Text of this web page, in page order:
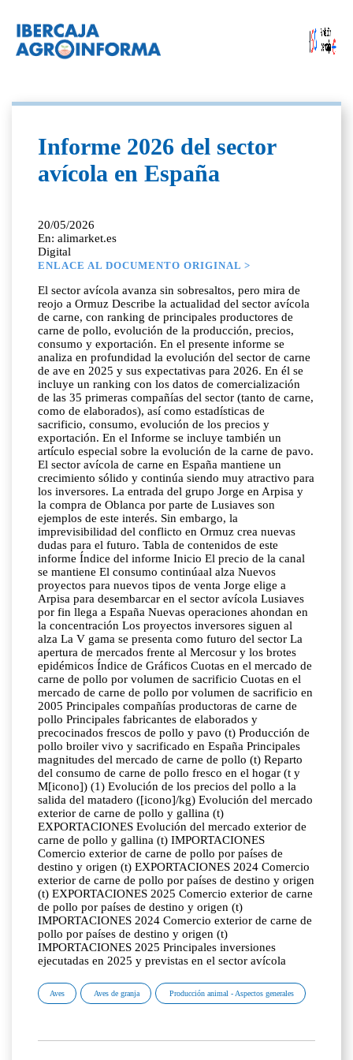
Informe 2026 del sector
avícola en España
20/05/2026
En: alimarket.es
Digital
ENLACE AL DOCUMENTO ORIGINAL >
El sector avícola avanza sin sobresaltos, pero mira de
reojo a Ormuz Describe la actualidad del sector avícola
de carne, con ranking de principales productores de
carne de pollo, evolución de la producción, precios,
consumo y exportación. En el presente informe se
analiza en profundidad la evolución del sector de carne
de ave en 2025 y sus expectativas para 2026. En él se
incluye un ranking con los datos de comercialización
de las 35 primeras compañías del sector (tanto de carne,
como de elaborados), así como estadísticas de
sacrificio, consumo, evolución de los precios y
exportación. En el Informe se incluye también un
artículo especial sobre la evolución de la carne de pavo.
El sector avícola de carne en España mantiene un
crecimiento sólido y continúa siendo muy atractivo para
los inversores. La entrada del grupo Jorge en Arpisa y
la compra de Oblanca por parte de Lusiaves son
ejemplos de este interés. Sin embargo, la
imprevisibilidad del conflicto en Ormuz crea nuevas
dudas para el futuro. Tabla de contenidos de este
informe Índice del informe Inicio El precio de la canal
se mantiene El consumo continúaal alza Nuevos
proyectos para nuevos tipos de venta Jorge elige a
Arpisa para desembarcar en el sector avícola Lusiaves
por fin llega a España Nuevas operaciones ahondan en
la concentración Los proyectos inversores siguen al
alza La V gama se presenta como futuro del sector La
apertura de mercados frente al Mercosur y los brotes
epidémicos Índice de Gráficos Cuotas en el mercado de
carne de pollo por volumen de sacrificio Cuotas en el
mercado de carne de pollo por volumen de sacrificio en
2005 Principales compañías productoras de carne de
pollo Principales fabricantes de elaborados y
precocinados frescos de pollo y pavo (t) Producción de
pollo broiler vivo y sacrificado en España Principales
magnitudes del mercado de carne de pollo (t) Reparto
del consumo de carne de pollo fresco en el hogar (t y
M[icono]) (1) Evolución de los precios del pollo a la
salida del matadero ([icono]/kg) Evolución del mercado
exterior de carne de pollo y gallina (t)
EXPORTACIONES Evolución del mercado exterior de
carne de pollo y gallina (t) IMPORTACIONES
Comercio exterior de carne de pollo por países de
destino y origen (t) EXPORTACIONES 2024 Comercio
exterior de carne de pollo por países de destino y origen
(t) EXPORTACIONES 2025 Comercio exterior de carne
de pollo por países de destino y origen (t)
IMPORTACIONES 2024 Comercio exterior de carne de
pollo por países de destino y origen (t)
IMPORTACIONES 2025 Principales inversiones
ejecutadas en 2025 y previstas en el sector avícola
Aves Aves de granja Producción animal - Aspectos generales